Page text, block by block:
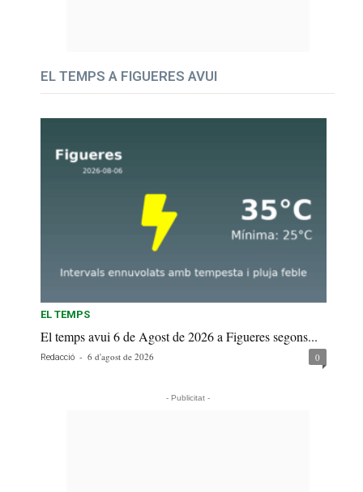
EL TEMPS A FIGUERES AVUI
EL TEMPS
El temps avui 6 de Agost de 2026 a Figueres segons...
Redacció - 6 d'agost de 2026 0
- Publicitat -